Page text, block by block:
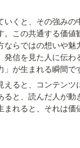
いくと、その強みの
。この共通する価値
らではの想いや魅
発信を見た人に伝わ
」が生まれる瞬間で
えると、コンテンツ
ると、読んだ人が動
まれると、それは価